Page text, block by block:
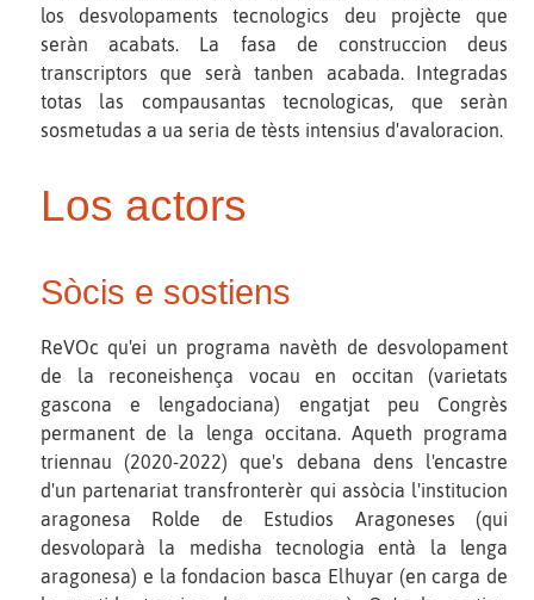
los desvolopaments tecnologics deu projècte que
seràn acabats. La fasa de construccion deus
transcriptors que serà tanben acabada. Integradas
totas las compausantas tecnologicas, que seràn
sosmetudas a ua seria de tèsts intensius d'avaloracion.
Los actors
Sòcis e sostiens
ReVOc qu'ei un programa navèth de desvolopament
de la reconeishença vocau en occitan (varietats
gascona e lengadociana) engatjat peu Congrès
permanent de la lenga occitana. Aqueth programa
triennau (2020-2022) que's debana dens l'encastre
d'un partenariat transfronterèr qui assòcia l'institucion
aragonesa Rolde de Estudios Aragoneses (qui
desvoloparà la medisha tecnologia entà la lenga
aragonesa) e la fondacion basca Elhuyar (en carga de